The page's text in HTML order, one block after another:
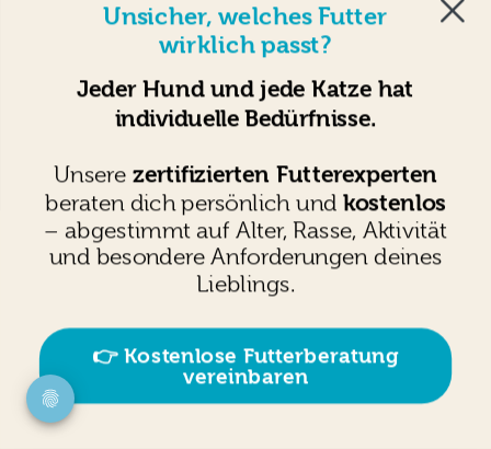
Welpe welches Leckerli
Welpen-Checkliste: Darauf solltest du beim Welpenkauf
Welpe frisst nicht
Welpe zieht ein
Welpe stubenrein
Den Hund erfolgreich sozialisieren und prägen
Welpenentwicklung
Welpenspiele
Welpenyoga
Welpentraining
Welpenerziehung
Welpe beißt
Unsicher, welches Futter
wirklich passt?
Jeder Hund und jede Katze hat
individuelle Bedürfnisse.
Unsere zertifizierten Futterexperten
beraten dich persönlich und kostenlos
– abgestimmt auf Alter, Rasse, Aktivität
und besondere Anforderungen deines
Lieblings.
👉 Kostenlose Futterberatung
vereinbaren